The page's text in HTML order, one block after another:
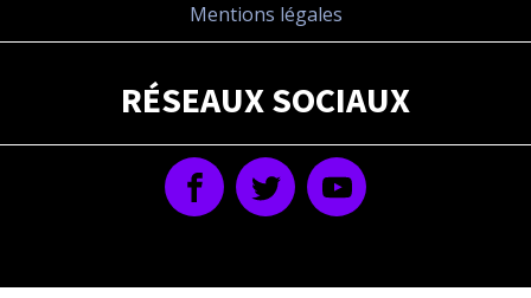
Mentions légales
RÉSEAUX SOCIAUX